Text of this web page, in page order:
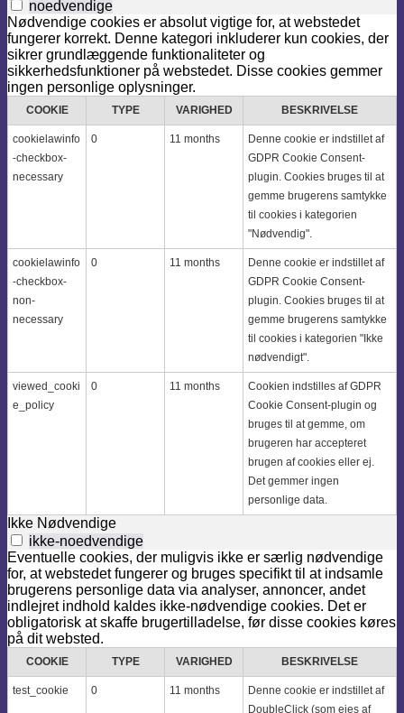
noedvendige
Nødvendige cookies er absolut vigtige for, at webstedet
fungerer korrekt. Denne kategori inkluderer kun cookies, der
sikrer grundlæggende funktionaliteter og
sikkerhedsfunktioner på webstedet. Disse cookies gemmer
ingen personlige oplysninger.
COOKIE TYPE VARIGHED BESKRIVELSE
cookielawinfo
-checkbox-
necessary
0 11 months
Denne cookie er indstillet af
GDPR Cookie Consent-
plugin. Cookies bruges til at
gemme brugerens samtykke
til cookies i kategorien
"Nødvendig".
cookielawinfo
-checkbox-
non-
necessary
0 11 months
Denne cookie er indstillet af
GDPR Cookie Consent-
plugin. Cookies bruges til at
gemme brugerens samtykke
til cookies i kategorien "Ikke
nødvendigt".
viewed_cooki
e_policy
0 11 months
Cookien indstilles af GDPR
Cookie Consent-plugin og
bruges til at gemme, om
brugeren har accepteret
brugen af ​​cookies eller ej.
Det gemmer ingen
personlige data.
Ikke Nødvendige
ikke-noedvendige
Eventuelle cookies, der muligvis ikke er særlig nødvendige
for, at webstedet fungerer og bruges specifikt til at indsamle
brugerens personlige data via analyser, annoncer, andet
indlejret indhold kaldes ikke-nødvendige cookies. Det er
obligatorisk at skaffe brugertilladelse, før disse cookies køres
på dit websted.
COOKIE TYPE VARIGHED BESKRIVELSE
test_cookie 0 11 months
Denne cookie er indstillet af
DoubleClick (som ejes af